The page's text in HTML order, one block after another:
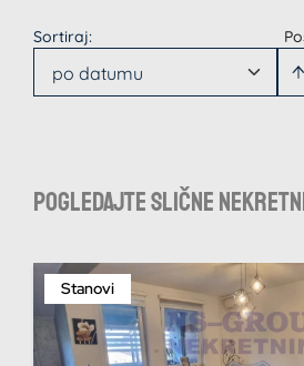
Sortiraj:
po datumu
Pogledajte slične
Stanovi